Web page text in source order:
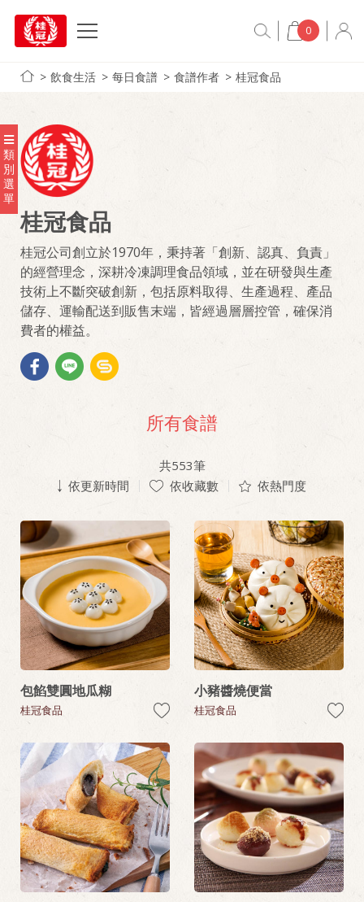
0
飲食生活 每日食譜 食譜作者 桂冠食品
類
別
選
單
桂冠食品
桂冠公司創立於1970年，秉持著「創新、認真、負責」
的經營理念，深耕冷凍調理食品領域，並在研發與生產
技術上不斷突破創新，包括原料取得、生產過程、產品
儲存、運輸配送到販售末端，皆經過層層控管，確保消
費者的權益。
所有食譜
共553筆
依更新時間
依收藏數 依熱門度
包餡雙圓地瓜糊
桂冠食品
小豬醬燒便當
桂冠食品